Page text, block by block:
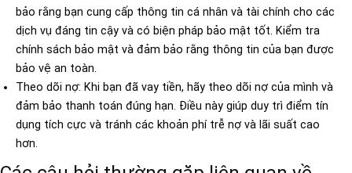
bảo rằng bạn cung cấp thông tin cá nhân và tài chính cho các
dịch vụ đáng tin cậy và có biện pháp bảo mật tốt. Kiểm tra
chính sách bảo mật và đảm bảo rằng thông tin của bạn được
bảo vệ an toàn.
Theo dõi nợ: Khi bạn đã vay tiền, hãy theo dõi nợ của mình và
đảm bảo thanh toán đúng hạn. Điều này giúp duy trì điểm tín
dụng tích cực và tránh các khoản phí trễ nợ và lãi suất cao
hơn.